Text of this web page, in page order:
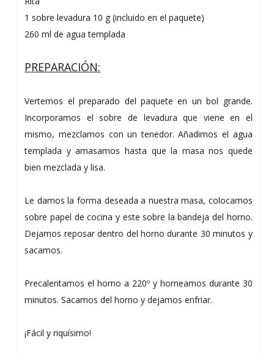
1 sobre levadura 10 g (incluido en el paquete)
260 ml de agua templada
PREPARACIÓN:
Vertemos el preparado del paquete en un bol grande.
Incorporamos el sobre de levadura que viene en el
mismo, mezclamos con un tenedor. Añadimos el agua
templada y amasamos hasta que la masa nos quede
bien mezclada y lisa.
Le damos la forma deseada a nuestra masa, colocamos
sobre papel de cocina y este sobre la bandeja del horno.
Dejamos reposar dentro del horno durante 30 minutos y
sacamos.
Precalentamos el horno a 220º y horneamos durante 30
minutos. Sacamos del horno y dejamos enfriar.
¡Fácil y riquísimo!